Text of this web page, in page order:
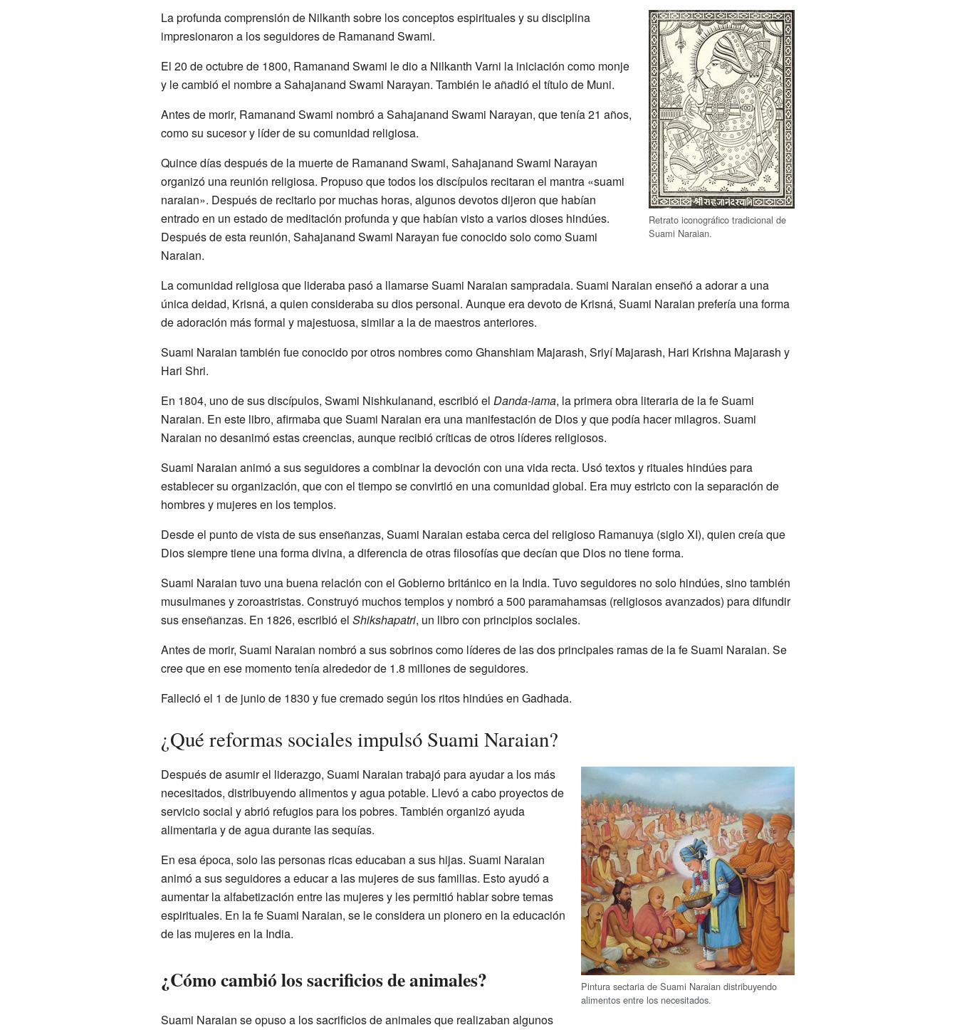
Retrato iconográfico tradicional de
Suami Naraian.
La profunda comprensión de Nilkanth sobre los conceptos espirituales y su disciplina
impresionaron a los seguidores de Ramanand Swami.
El 20 de octubre de 1800, Ramanand Swami le dio a Nilkanth Varni la iniciación como monje
y le cambió el nombre a Sahajanand Swami Narayan. También le añadió el título de Muni.
Antes de morir, Ramanand Swami nombró a Sahajanand Swami Narayan, que tenía 21 años,
como su sucesor y líder de su comunidad religiosa.
Quince días después de la muerte de Ramanand Swami, Sahajanand Swami Narayan
organizó una reunión religiosa. Propuso que todos los discípulos recitaran el mantra «suami
naraian». Después de recitarlo por muchas horas, algunos devotos dijeron que habían
entrado en un estado de meditación profunda y que habían visto a varios dioses hindúes.
Después de esta reunión, Sahajanand Swami Narayan fue conocido solo como Suami
Naraian.
La comunidad religiosa que lideraba pasó a llamarse Suami Naraian sampradaia. Suami Naraian enseñó a adorar a una
única deidad, Krisná, a quien consideraba su dios personal. Aunque era devoto de Krisná, Suami Naraian prefería una forma
de adoración más formal y majestuosa, similar a la de maestros anteriores.
Suami Naraian también fue conocido por otros nombres como Ghanshiam Majarash, Sriyí Majarash, Hari Krishna Majarash y
Hari Shri.
En 1804, uno de sus discípulos, Swami Nishkulanand, escribió el Danda-iama, la primera obra literaria de la fe Suami
Naraian. En este libro, afirmaba que Suami Naraian era una manifestación de Dios y que podía hacer milagros. Suami
Naraian no desanimó estas creencias, aunque recibió críticas de otros líderes religiosos.
Suami Naraian animó a sus seguidores a combinar la devoción con una vida recta. Usó textos y rituales hindúes para
establecer su organización, que con el tiempo se convirtió en una comunidad global. Era muy estricto con la separación de
hombres y mujeres en los templos.
Desde el punto de vista de sus enseñanzas, Suami Naraian estaba cerca del religioso Ramanuya (siglo XI), quien creía que
Dios siempre tiene una forma divina, a diferencia de otras filosofías que decían que Dios no tiene forma.
Suami Naraian tuvo una buena relación con el Gobierno británico en la India. Tuvo seguidores no solo hindúes, sino también
musulmanes y zoroastristas. Construyó muchos templos y nombró a 500 paramahamsas (religiosos avanzados) para difundir
sus enseñanzas. En 1826, escribió el Shikshapatri, un libro con principios sociales.
Antes de morir, Suami Naraian nombró a sus sobrinos como líderes de las dos principales ramas de la fe Suami Naraian. Se
cree que en ese momento tenía alrededor de 1.8 millones de seguidores.
Falleció el 1 de junio de 1830 y fue cremado según los ritos hindúes en Gadhada.
¿Qué reformas sociales impulsó Suami Naraian?
Pintura sectaria de Suami Naraian distribuyendo
alimentos entre los necesitados.
Después de asumir el liderazgo, Suami Naraian trabajó para ayudar a los más
necesitados, distribuyendo alimentos y agua potable. Llevó a cabo proyectos de
servicio social y abrió refugios para los pobres. También organizó ayuda
alimentaria y de agua durante las sequías.
En esa época, solo las personas ricas educaban a sus hijas. Suami Naraian
animó a sus seguidores a educar a las mujeres de sus familias. Esto ayudó a
aumentar la alfabetización entre las mujeres y les permitió hablar sobre temas
espirituales. En la fe Suami Naraian, se le considera un pionero en la educación
de las mujeres en la India.
¿Cómo cambió los sacrificios de animales?
Suami Naraian se opuso a los sacrificios de animales que realizaban algunos